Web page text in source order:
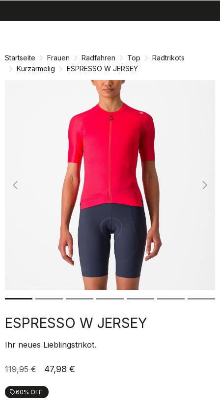
Startseite Frauen Radfahren Top
Radtrikots
Kurzärmelig
ESPRESSO W JERSEY
Previous
ESPRESSO W JERSEY
Ihr neues Lieblingstrikot.
119,95 € 47,98 €
local_offer60% OFF